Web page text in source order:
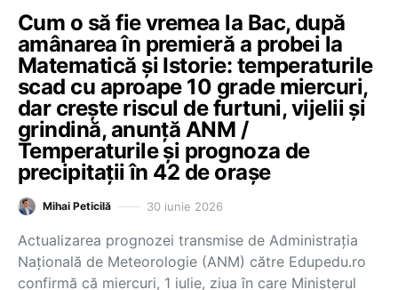
Cum o să fie vremea la Bac, după
amânarea în premieră a probei la
Matematică și Istorie: temperaturile
scad cu aproape 10 grade miercuri,
dar crește riscul de furtuni, vijelii și
grindină, anunță ANM /
Temperaturile și prognoza de
precipitații în 42 de orașe
Mihai Peticilă 30 iunie 2026
Actualizarea prognozei transmise de Administrația
Națională de Meteorologie (ANM) către Edupedu.ro
confirmă că miercuri, 1 iulie, ziua în care Ministerul